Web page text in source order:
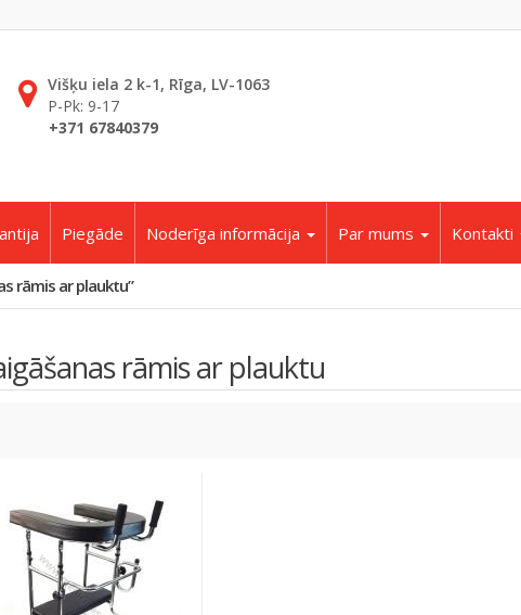
Višķu iela 2 k-1, Rīga, LV-1063
P-Pk: 9-17
+371 67840379
Piegāde Noderīga informācija Par mums Kontakti
rāmis ar plauktu”
rāmis ar plauktu